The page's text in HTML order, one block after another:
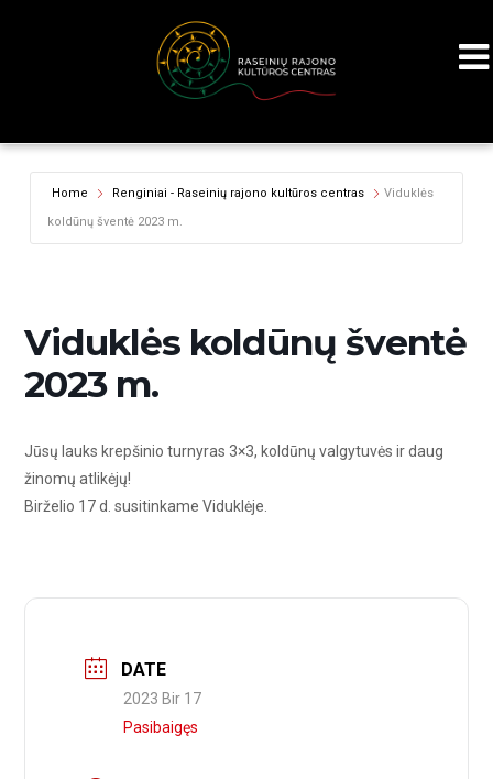
Home Renginiai - Raseinių rajono kultūros centras
Viduklės
koldūnų šventė 2023 m.
Viduklės koldūnų šventė
2023 m.
Jūsų lauks krepšinio turnyras 3×3, koldūnų valgytuvės ir daug
žinomų atlikėjų!
Birželio 17 d. susitinkame Viduklėje.
DATE
2023 Bir 17
Pasibaigęs